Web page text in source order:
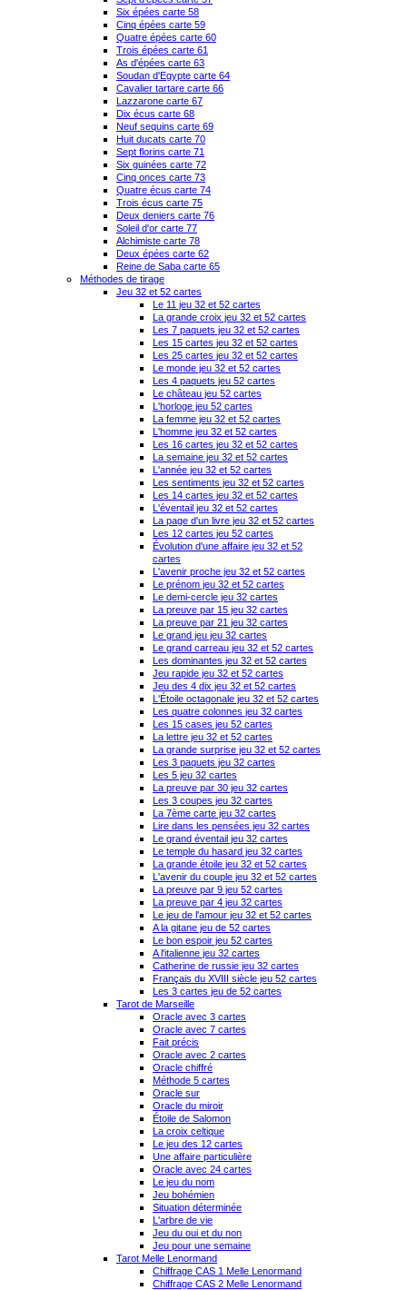
Six épées carte 58
Cinq épées carte 59
Quatre épées carte 60
Trois épées carte 61
As d'épées carte 63
Soudan d'Egypte carte 64
Cavalier tartare carte 66
Lazzarone carte 67
Dix écus carte 68
Neuf sequins carte 69
Huit ducats carte 70
Sept florins carte 71
Six guinées carte 72
Cinq onces carte 73
Quatre écus carte 74
Trois écus carte 75
Deux deniers carte 76
Soleil d'or carte 77
Alchimiste carte 78
Deux épées carte 62
Reine de Saba carte 65
Méthodes de tirage
Jeu 32 et 52 cartes
Le 11 jeu 32 et 52 cartes
La grande croix jeu 32 et 52 cartes
Les 7 paquets jeu 32 et 52 cartes
Les 15 cartes jeu 32 et 52 cartes
Les 25 cartes jeu 32 et 52 cartes
Le monde jeu 32 et 52 cartes
Les 4 paquets jeu 52 cartes
Le château jeu 52 cartes
L'horloge jeu 52 cartes
La femme jeu 32 et 52 cartes
L'homme jeu 32 et 52 cartes
Les 16 cartes jeu 32 et 52 cartes
La semaine jeu 32 et 52 cartes
L'année jeu 32 et 52 cartes
Les sentiments jeu 32 et 52 cartes
Les 14 cartes jeu 32 et 52 cartes
L'éventail jeu 32 et 52 cartes
La page d'un livre jeu 32 et 52 cartes
Les 12 cartes jeu 52 cartes
Évolution d'une affaire jeu 32 et 52
cartes
L'avenir proche jeu 32 et 52 cartes
Le prénom jeu 32 et 52 cartes
Le demi-cercle jeu 32 cartes
La preuve par 15 jeu 32 cartes
La preuve par 21 jeu 32 cartes
Le grand jeu jeu 32 cartes
Le grand carreau jeu 32 et 52 cartes
Les dominantes jeu 32 et 52 cartes
Jeu rapide jeu 32 et 52 cartes
Jeu des 4 dix jeu 32 et 52 cartes
L'Étoile octagonale jeu 32 et 52 cartes
Les quatre colonnes jeu 32 cartes
Les 15 cases jeu 52 cartes
La lettre jeu 32 et 52 cartes
La grande surprise jeu 32 et 52 cartes
Les 3 paquets jeu 32 cartes
Les 5 jeu 32 cartes
La preuve par 30 jeu 32 cartes
Les 3 coupes jeu 32 cartes
La 7ème carte jeu 32 cartes
Lire dans les pensées jeu 32 cartes
Le grand éventail jeu 32 cartes
Le temple du hasard jeu 32 cartes
La grande étoile jeu 32 et 52 cartes
L'avenir du couple jeu 32 et 52 cartes
La preuve par 9 jeu 52 cartes
La preuve par 4 jeu 32 cartes
Le jeu de l'amour jeu 32 et 52 cartes
A la gitane jeu de 52 cartes
Le bon espoir jeu 52 cartes
A l'italienne jeu 32 cartes
Catherine de russie jeu 32 cartes
Français du XVIII siècle jeu 52 cartes
Les 3 cartes jeu de 52 cartes
Tarot de Marseille
Oracle avec 3 cartes
Oracle avec 7 cartes
Fait précis
Oracle avec 2 cartes
Oracle chiffré
Méthode 5 cartes
Oracle sur
Oracle du miroir
Étoile de Salomon
La croix celtique
Le jeu des 12 cartes
Une affaire particulière
Oracle avec 24 cartes
Le jeu du nom
Jeu bohémien
Situation déterminée
L'arbre de vie
Jeu du oui et du non
Jeu pour une semaine
Tarot Melle Lenormand
Chiffrage CAS 1 Melle Lenormand
Chiffrage CAS 2 Melle Lenormand